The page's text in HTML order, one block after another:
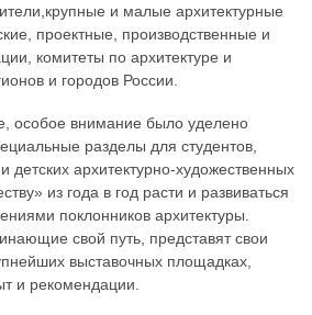
и малые архитектурные
проектные, производственные и
комитеты по архитектуре и
и городов России.
особое внимание было уделено
разделы для студентов,
детских архитектурно-художественных
из года в год расти и развиваться
поклонников архитектуры.
свой путь, представят свои
выставочных площадках,
и рекомендации.